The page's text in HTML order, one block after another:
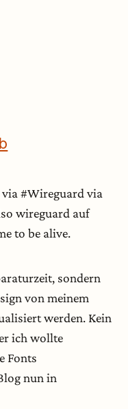
via #Wireguard via
wireguard auf
to be alive.
sondern
von meinem
werden. Kein
ich wollte
Fonts
nun in